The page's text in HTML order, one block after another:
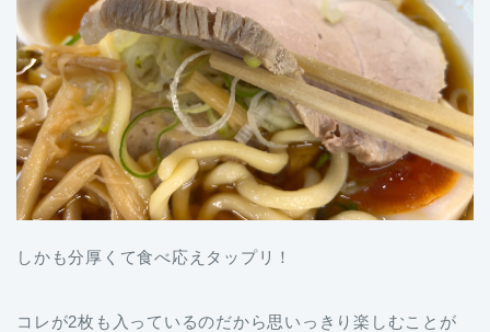
しかも分厚くて食べ応えタップリ！
コレが2枚も入っているのだから思いっきり楽しむことが